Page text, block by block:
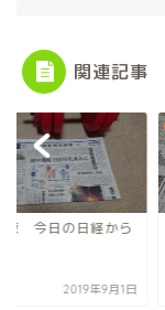
関連記事
版 今日の日経から
2019年9月1日